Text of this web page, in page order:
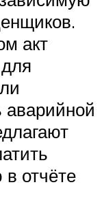
акт
аварийной
в отчёте